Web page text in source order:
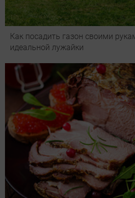
Как посадить газон своими
идеальной лужайки